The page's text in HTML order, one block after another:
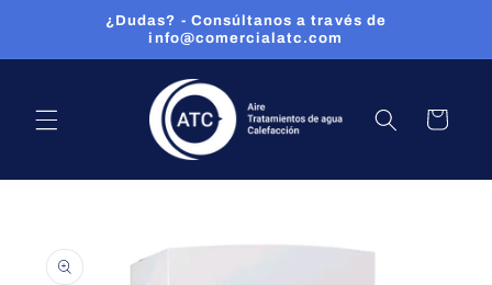
directamente¿Dudas? - Consúltanos a través de
info@comercialatc.com
CARRITO
información